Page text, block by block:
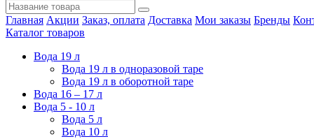
Главная Акции Заказ, оплата Доставка Мои заказы Бренды
Каталог товаров
Вода 19 л
Вода 19 л в одноразовой таре
Вода 19 л в оборотной таре
Вода 16 – 17 л
Вода 5 - 10 л
Вода 5 л
Вода 10 л